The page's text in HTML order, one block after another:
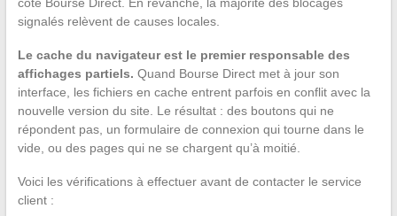
signalés relèvent de causes locales.
Le cache du navigateur est le premier responsable des
affichages partiels. Quand Bourse Direct met à jour son
interface, les fichiers en cache entrent parfois en conflit avec la
nouvelle version du site. Le résultat : des boutons qui ne
répondent pas, un formulaire de connexion qui tourne dans le
vide, ou des pages qui ne se chargent qu’à moitié.
Voici les vérifications à effectuer avant de contacter le service
client :